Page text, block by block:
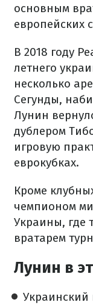
основным
европейских
В 2018 году
летнего
несколько
Сегунды,
Лунин
дублером
игровую
еврокубках.
Кроме
чемпионом
Украины, где
вратарем
Лунин в
Украинский